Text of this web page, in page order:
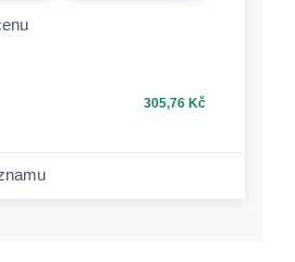
305,76 Kč